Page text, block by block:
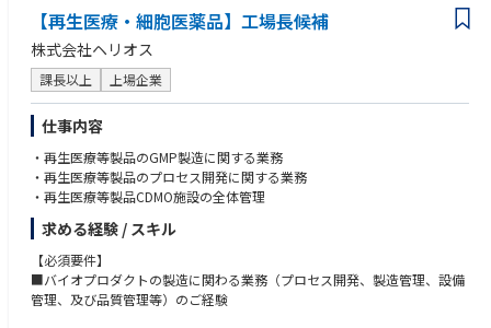
Teamsのカスタマイズは、会議、チャット、コラボレーション環境をさら
に効率化するために行われます。​
カスタマイズ例​
・カスタムアプリの統合：専用タブやボットを作成し、Teams内で利用可
能なアプリを構築。​
例: 社内FAQを解決するチャットボットを作成し、社員が質問すると回答
を提供。​
Viva Connections を利用したM365アプリ機能の提供​
・Power Automateを利用した自動化：Teamsでのアクションに基づいて
自動的に他の操作を実行。​
例: 特定のキーワードが含まれるメッセージが投稿された場合に、管理
者へ通知。
～プロジェクトマネージャー・リード候補～
プロジェクトマネージャー/プロジェクトリーダー、またはその候補とし
て、下記の役割を担って頂きます。
■就業環境
・業務（仕事）は、プロジェクトごとにチームを組んで対応します。勤務
は主に事務所内での作業となりますが、打合せや現地調査等の際に出張が
発生致します。
■会社の特徴
・R6年表彰実績：局長表彰→14件、事務所長表彰→11件
※コアな募集背景や将来目指す組織などはconfidentialであるため、ご面
談時にコンサルタントがご説明致します。
【再生医療・細胞医薬品】工場長候補
株式会社ヘリオス
課長以上 上場企業
仕事内容
・再生医療等製品のGMP製造に関する業務
・再生医療等製品のプロセス開発に関する業務
・再生医療等製品CDMO施設の全体管理
求める経験 / スキル
【必須要件】
■バイオプロダクトの製造に関わる業務（プロセス開発、製造管理、設備
管理、及び品質管理等）のご経験